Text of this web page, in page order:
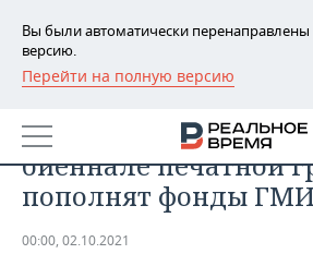
Вы были автоматически
версию.
Перейти на полную версию
РЕГИОНЫ
БАШКОРТОСТАН
ТАТАРСТАН
НОВОСТИ
АНАЛИТИКА
«Сливки сливок»
биеннале печатной
пополнят фонды
00:00, 02.10.2021